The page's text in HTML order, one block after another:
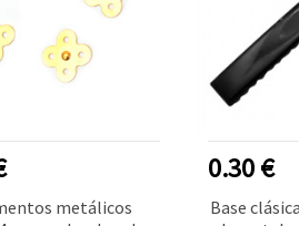
metálicos
0.30 €
Base